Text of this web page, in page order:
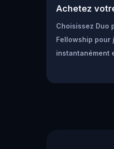
Achetez
Choisissez Duo
Fellowship pour
instantanément